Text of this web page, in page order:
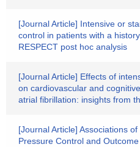
[Journal Article] Intensive or
control in patients with a
RESPECT post hoc analysis
[Journal Article] Effects of
on cardiovascular and
atrial fibrillation: insights from
[Journal Article] Associations
Pressure Control and